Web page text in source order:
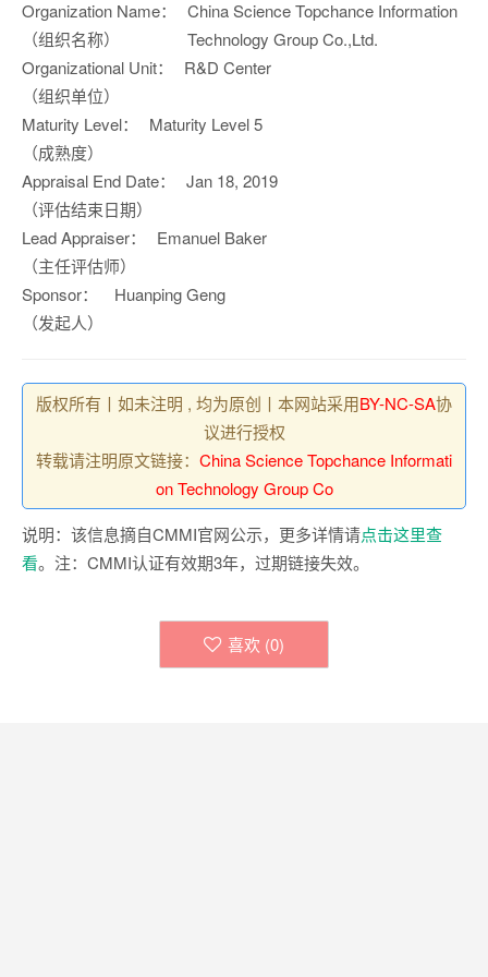
Organization Name：
（组织名称）
China Science Topchance Information
Technology Group Co.,Ltd.
Organizational Unit：
（组织单位）
R&D Center
Maturity Level：
（成熟度）
Maturity Level 5
Appraisal End Date：
（评估结束日期）
Jan 18, 2019
Lead Appraiser：
（主任评估师）
Emanuel Baker
Sponsor：
（发起人）
Huanping Geng
版权所有丨如未注明 , 均为原创丨本网站采用BY-NC-SA协
议进行授权
转载请注明原文链接： China Science Topchance Informati
on Technology Group Co
说明：该信息摘自CMMI官网公示，更多详情请点击这里查
看。注：CMMI认证有效期3年，过期链接失效。
喜欢 (0)